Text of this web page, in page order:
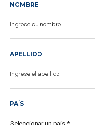
NOMBRE
APELLIDO
PAÍS